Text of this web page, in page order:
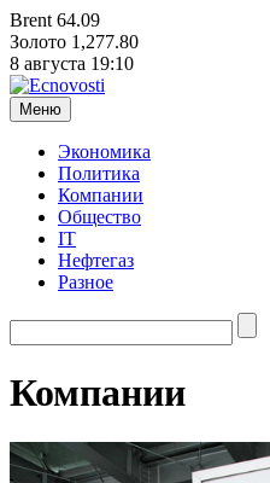
Brent 64.09
Золото 1,277.80
8 августа 19:10
Меню
Экономика
Политика
Компании
Общество
IT
Нефтегаз
Разное
Компании